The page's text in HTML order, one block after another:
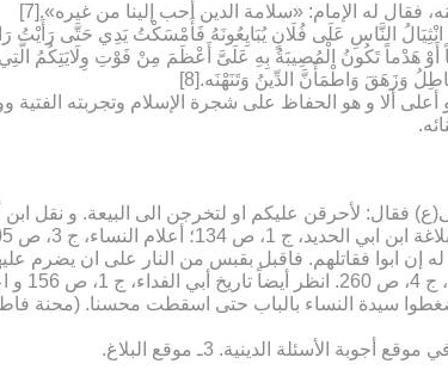
له الإمام: «سلامة الدین أحب إلینا من غیره».[7]
النَّاسِ عَلَى فُلَانٍ یُبَایِعُونَهُ فَأَمْسَکْتُ یَدِي حَتَّى رَأَیْتُ
تَکُونُ الْمُصِیبَةُ بِهِ عَلَیَّ أَعْظَمَ مِنْ فَوْتِ وِلَایَتِکُمُ الَّتِي
وَزَهَقَ وَاطْمَأَنَّ الدِّینُ وَتَنَهْنَه‏.[8]
ألا و هو الحفاظ على شجرة الإسلام وتجربته الفتیة
منزل علی(ع) فقال: لأحرقن علیکم او لتخرجن الی البیعة. و نقل
ابوا فقاتلهم. فاقبل بقبس من النار علی ان یضرم